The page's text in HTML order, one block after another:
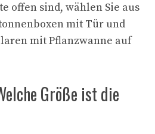
offen sind, wählen Sie aus
mit Tür und
mit Pflanzwanne auf
Größe ist die